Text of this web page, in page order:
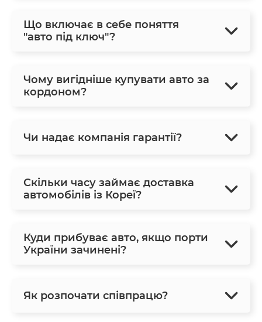
Що включає в себе поняття
"авто під ключ"?
Чому вигідніше купувати авто за
кордоном?
Чи надає компанія гарантії?
Скільки часу займає доставка
автомобілів із Кореї?
Куди прибуває авто, якщо порти
України зачинені?
Як розпочати співпрацю?